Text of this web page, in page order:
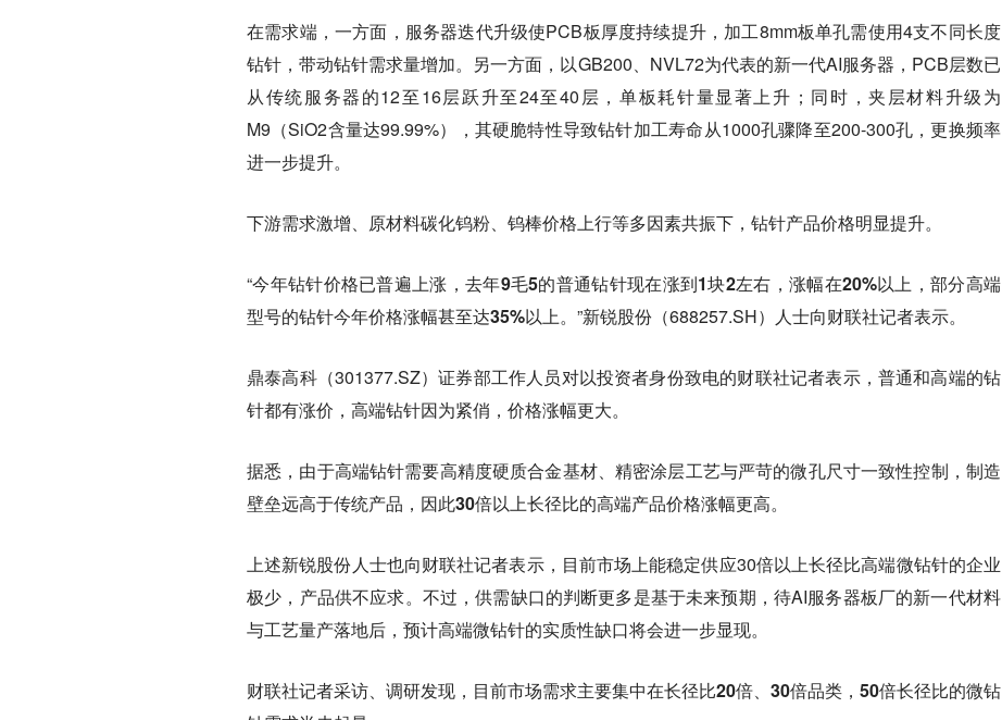
在需求端，一方面，服务器迭代升级使PCB板厚度持续提升，加工8mm板单孔需使用4支不同长度
钻针，带动钻针需求量增加。另一方面，以GB200、NVL72为代表的新一代AI服务器，PCB层数已
从传统服务器的12至16层跃升至24至40层，单板耗针量显著上升；同时，夹层材料升级为
M9（SiO2含量达99.99%），其硬脆特性导致钻针加工寿命从1000孔骤降至200-300孔，更换频率
进一步提升。
下游需求激增、原材料碳化钨粉、钨棒价格上行等多因素共振下，钻针产品价格明显提升。
“今年钻针价格已普遍上涨，去年9毛5的普通钻针现在涨到1块2左右，涨幅在20%以上，部分高端
型号的钻针今年价格涨幅甚至达35%以上。 ”新锐股份（688257.SH）人士向财联社记者表示。
鼎泰高科（301377.SZ）证券部工作人员对以投资者身份致电的财联社记者表示， 普通和高端的钻
针都有涨价，高端钻针因为紧俏，价格涨幅更大。
据悉，由于高端钻针需要高精度硬质合金基材、精密涂层工艺与严苛的微孔尺寸一致性控制，制造
壁垒远高于传统产品， 因此30倍以上长径比的高端产品价格涨幅更高。
上述新锐股份人士也向财联社记者表示，目前市场上能稳定供应30倍以上长径比高端微钻针的企业
极少，产品供不应求。不过，供需缺口的判断更多是基于未来预期，待AI服务器板厂的新一代材料
与工艺量产落地后，预计高端微钻针的实质性缺口将会进一步显现。
财联社记者采访、调研发现， 目前市场需求主要集中在长径比20倍、30倍品类，50倍长径比的微钻